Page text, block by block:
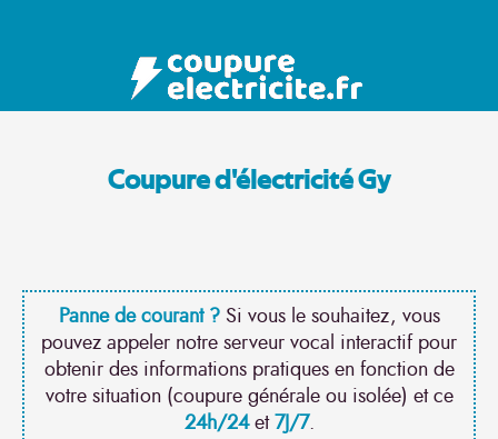
Coupure d'électricité Gy
Panne de courant ?Si vous le souhaitez, vous
pouvez appeler notre serveur vocal interactif pour
obtenir des informations pratiques en fonction de
votre situation (coupure générale ou isolée) et ce
24h/24et7J/7.